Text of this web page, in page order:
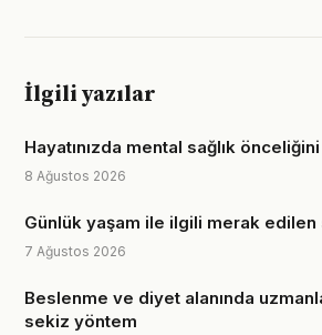
İlgili yazılar
Hayatınızda mental sağlık önceliğini
8 Ağustos 2026
Günlük yaşam ile ilgili merak edilen
7 Ağustos 2026
Beslenme ve diyet alanında
sekiz yöntem